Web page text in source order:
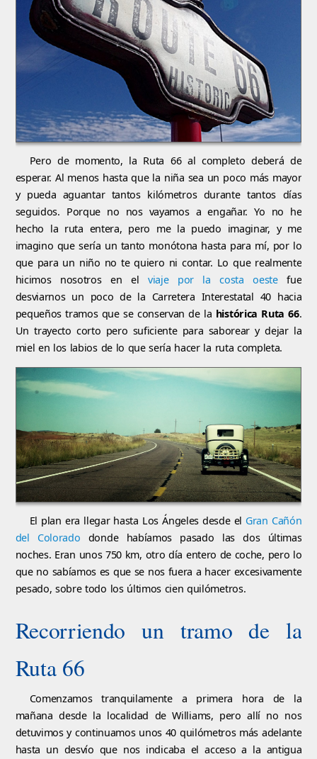
Pero de momento, la Ruta 66 al completo deberá de
esperar. Al menos hasta que la niña sea un poco más mayor
y pueda aguantar tantos kilómetros durante tantos días
seguidos. Porque no nos vayamos a engañar. Yo no he
hecho la ruta entera, pero me la puedo imaginar, y me
imagino que sería un tanto monótona hasta para mí, por lo
que para un niño no te quiero ni contar. Lo que realmente
hicimos nosotros en el viaje por la costa oestefue
desviarnos un poco de la Carretera Interestatal 40 hacia
pequeños tramos que se conservan de la histórica Ruta 66.
Un trayecto corto pero suficiente para saborear y dejar la
miel en los labios de lo que sería hacer la ruta completa.
El plan era llegar hasta Los Ángeles desde el Gran Cañón
del Colorado donde habíamos pasado las dos últimas
noches. Eran unos 750 km, otro día entero de coche, pero lo
que no sabíamos es que se nos fuera a hacer excesivamente
pesado, sobre todo los últimos cien quilómetros.
Recorriendo un tramo de la
Ruta 66
Comenzamos tranquilamente a primera hora de la
mañana desde la localidad de Williams, pero allí no nos
detuvimos y continuamos unos 40 quilómetros más adelante
hasta un desvío que nos indicaba el acceso a la antigua